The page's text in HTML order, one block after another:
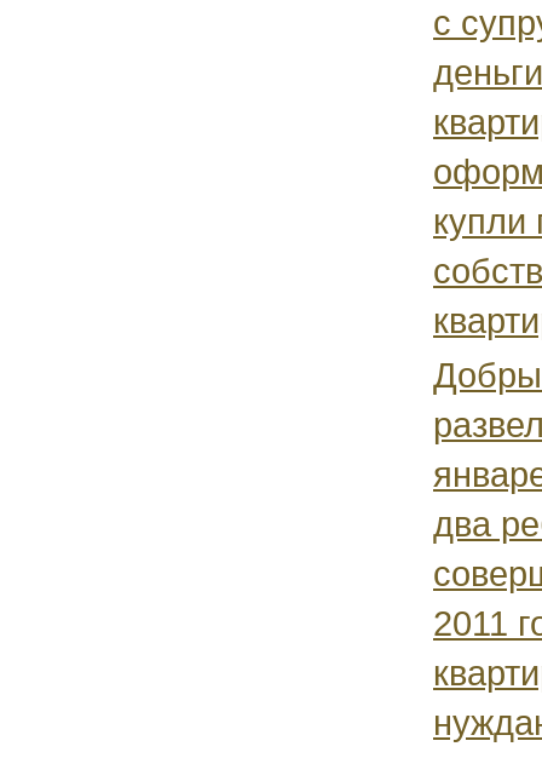
с
купли
два
2011